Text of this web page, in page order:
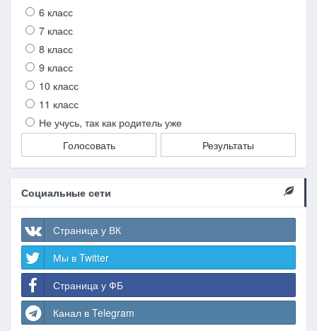
6 класс
7 класс
8 класс
9 класс
10 класс
11 класс
Не учусь, так как родитель уже
Голосовать
Результаты
Социальные сети
Страница у ВК
Мы в Twitter
Страница у ФБ
Канал в Telegram